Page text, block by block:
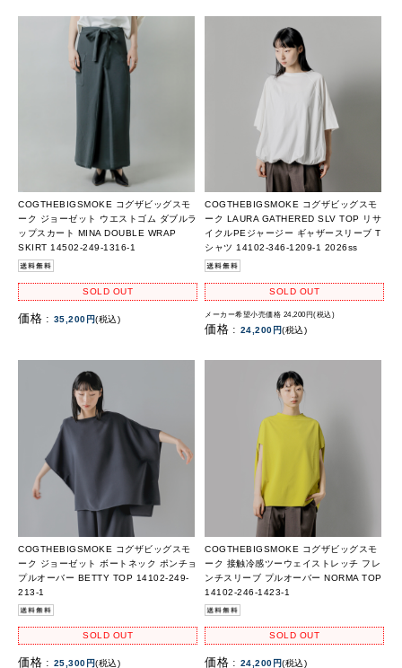
COGTHEBIGSMOKE コグザビッグスモ
ーク ジョーゼット ウエストゴム ダブルラ
ップスカート MINA DOUBLE WRAP
SKIRT 14502-249-1316-1
SOLD OUT
価格 : 35,200円(税込)
COGTHEBIGSMOKE コグザビッグスモ
ーク LAURA GATHERED SLV TOP リサ
イクルPEジャージー ギャザースリーブ T
シャツ 14102-346-1209-1 2026ss
SOLD OUT
メーカー希望小売価格 24,200円(税込)
価格 : 24,200円(税込)
COGTHEBIGSMOKE コグザビッグスモ
ーク ジョーゼット ボートネック ポンチョ
プルオーバー BETTY TOP 14102-249-
213-1
SOLD OUT
価格 : 25,300円(税込)
COGTHEBIGSMOKE コグザビッグスモ
ーク 接触冷感ツーウェイストレッチ フレ
ンチスリーブ プルオーバー NORMA TOP
14102-246-1423-1
SOLD OUT
価格 : 24,200円(税込)